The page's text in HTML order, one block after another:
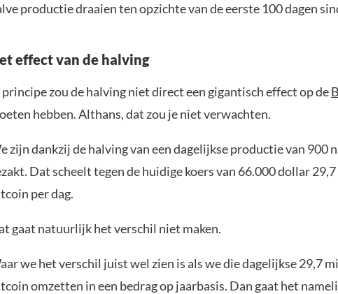
productie draaien ten opzichte van de eerste 100 dagen
effect van de halving
principe zou de halving niet direct een gigantisch effect op de
hebben. Althans, dat zou je niet verwachten.
zijn dankzij de halving van een dagelijkse productie van 900
Dat scheelt tegen de huidige koers van 66.000 dollar
per dag.
gaat natuurlijk het verschil niet maken.
we het verschil juist wel zien is als we die dagelijkse 29,7
omzetten in een bedrag op jaarbasis. Dan gaat het